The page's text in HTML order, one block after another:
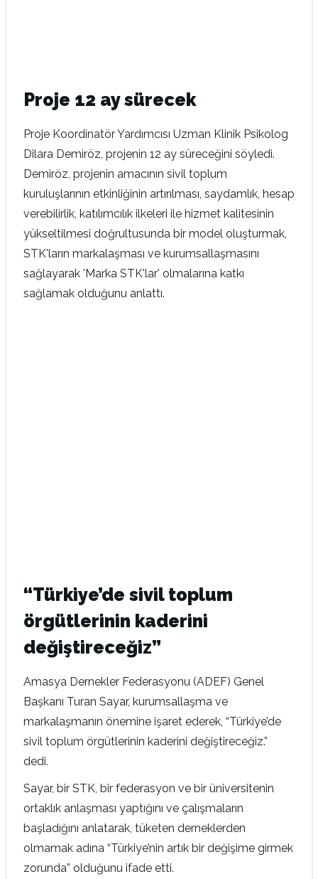
Proje 12 ay sürecek
Proje Koordinatör Yardımcısı Uzman Klinik Psikolog
Dilara Demiröz, projenin 12 ay süreceğini söyledi.
Demiröz, projenin amacının sivil toplum
kuruluşlarının etkinliğinin artırılması, saydamlık, hesap
verebilirlik, katılımcılık ilkeleri ile hizmet kalitesinin
yükseltilmesi doğrultusunda bir model oluşturmak,
STK'ların markalaşması ve kurumsallaşmasını
sağlayarak 'Marka STK'lar' olmalarına katkı
sağlamak olduğunu anlattı.
“Türkiye’de sivil toplum
örgütlerinin kaderini
değiştireceğiz”
Amasya Dernekler Federasyonu (ADEF) Genel
Başkanı Turan Sayar, kurumsallaşma ve
markalaşmanın önemine işaret ederek, “Türkiye’de
sivil toplum örgütlerinin kaderini değiştireceğiz.”
dedi.
Sayar, bir STK, bir federasyon ve bir üniversitenin
ortaklık anlaşması yaptığını ve çalışmaların
başladığını anlatarak, tüketen derneklerden
olmamak adına “Türkiye’nin artık bir değişime girmek
zorunda” olduğunu ifade etti.